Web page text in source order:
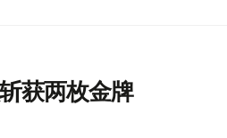
获两枚金牌